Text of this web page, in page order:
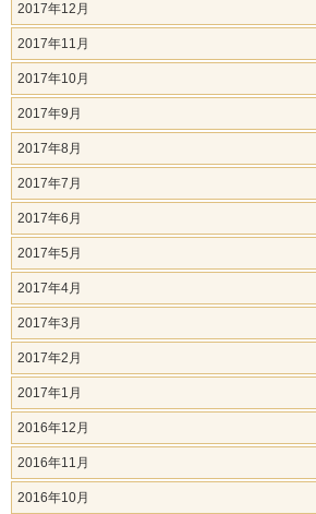
2017年12月
2017年11月
2017年10月
2017年9月
2017年8月
2017年7月
2017年6月
2017年5月
2017年4月
2017年3月
2017年2月
2017年1月
2016年12月
2016年11月
2016年10月